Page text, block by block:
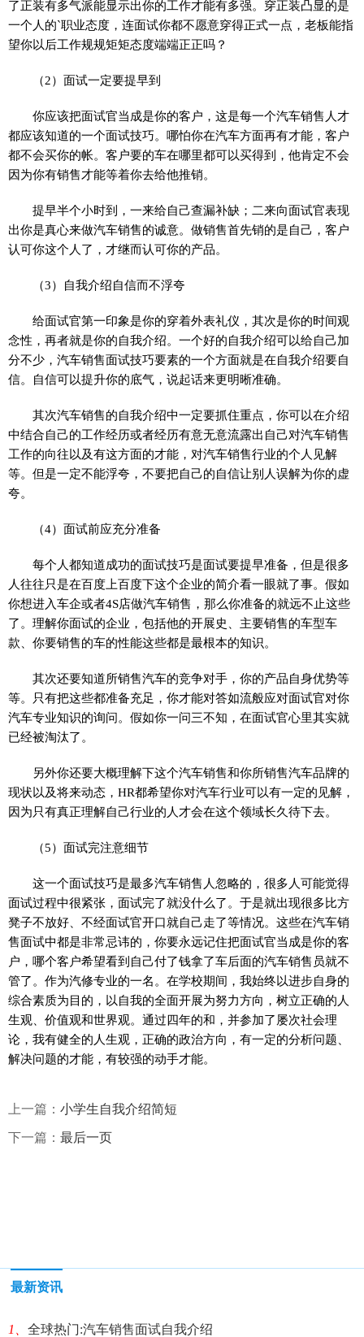
了正装有多气派能显示出你的工作才能有多强。穿正装凸显的是
一个人的`职业态度，连面试你都不愿意穿得正式一点，老板能指
望你以后工作规规矩矩态度端端正正吗？
（2）面试一定要提早到
你应该把面试官当成是你的客户，这是每一个汽车销售人才
都应该知道的一个面试技巧。哪怕你在汽车方面再有才能，客户
都不会买你的帐。客户要的车在哪里都可以买得到，他肯定不会
因为你有销售才能等着你去给他推销。
提早半个小时到，一来给自己查漏补缺；二来向面试官表现
出你是真心来做汽车销售的诚意。做销售首先销的是自己，客户
认可你这个人了，才继而认可你的产品。
（3）自我介绍自信而不浮夸
给面试官第一印象是你的穿着外表礼仪，其次是你的时间观
念性，再者就是你的自我介绍。一个好的自我介绍可以给自己加
分不少，汽车销售面试技巧要素的一个方面就是在自我介绍要自
信。自信可以提升你的底气，说起话来更明晰准确。
其次汽车销售的自我介绍中一定要抓住重点，你可以在介绍
中结合自己的工作经历或者经历有意无意流露出自己对汽车销售
工作的向往以及有这方面的才能，对汽车销售行业的个人见解
等。但是一定不能浮夸，不要把自己的自信让别人误解为你的虚
夸。
（4）面试前应充分准备
每个人都知道成功的面试技巧是面试要提早准备，但是很多
人往往只是在百度上百度下这个企业的简介看一眼就了事。假如
你想进入车企或者4S店做汽车销售，那么你准备的就远不止这些
了。理解你面试的企业，包括他的开展史、主要销售的车型车
款、你要销售的车的性能这些都是最根本的知识。
其次还要知道所销售汽车的竞争对手，你的产品自身优势等
等。只有把这些都准备充足，你才能对答如流般应对面试官对你
汽车专业知识的询问。假如你一问三不知，在面试官心里其实就
已经被淘汰了。
另外你还要大概理解下这个汽车销售和你所销售汽车品牌的
现状以及将来动态，HR都希望你对汽车行业可以有一定的见解，
因为只有真正理解自己行业的人才会在这个领域长久待下去。
（5）面试完注意细节
这一个面试技巧是最多汽车销售人忽略的，很多人可能觉得
面试过程中很紧张，面试完了就没什么了。于是就出现很多比方
凳子不放好、不经面试官开口就自己走了等情况。这些在汽车销
售面试中都是非常忌讳的，你要永远记住把面试官当成是你的客
户，哪个客户希望看到自己付了钱拿了车后面的汽车销售员就不
管了。作为汽修专业的一名。在学校期间，我始终以进步自身的
综合素质为目的，以自我的全面开展为努力方向，树立正确的人
生观、价值观和世界观。通过四年的和，并参加了屡次社会理
论，我有健全的人生观，正确的政治方向，有一定的分析问题、
解决问题的才能，有较强的动手才能。
上一篇： 小学生自我介绍简短
下一篇： 最后一页
最新资讯
1、 全球热门:汽车销售面试自我介绍